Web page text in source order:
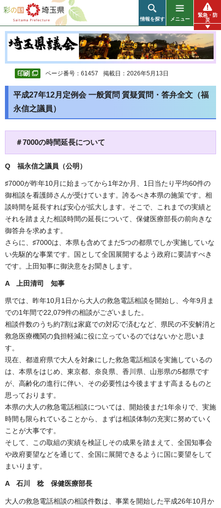
彩の国 埼玉県
情報を探す メニュー
緊急・防
災
ページ番号：61457 掲載日：2026年5月13日
平成27年12月定例会 一般質問 質疑質問・答弁全文（福
永信之議員）
＃7000の時間延長について
Q 福永信之議員（公明 ）
♯7000が昨年10月に始まってから1年2か月、1日当たり平均60件の
御相談を看護師さんが受けています。誇るべき本県の施策です。相
談時間を延長すれば安心が拡大します。そこで、これまでの実績と
それを踏まえた相談時間の延長について、保健医療部長の前向きな
御答弁を求めます。
さらに、♯7000は、本県も含めてまだ5つの都県でしか実施していな
い先駆的な事業です。国として全国展開するよう政府に要請すべき
です。上田知事に御決意をお聞きします。
A 上田清司 知事
県では、昨年10月1日から大人の救急電話相談を開始し、今年9月ま
での1年間で22,079件の相談がございました。
相談件数のうち約7割は家庭での対応で済むなど、県民の不安解消と
救急医療機関の負担軽減に役に立っているのではないかと思いま
す。
現在、都道府県で大人を対象にした救急電話相談を実施しているの
は、本県をはじめ、東京都、奈良県、香川県、山形県の5都県です
が、高齢化の進行に伴い、その必要性は今後ますます高まるものと
思っております。
本県の大人の救急電話相談については、開始後まだ1年余りで、実施
時間も限られていることから、まずは相談体制の充実に努めていく
ことが大事です。
そして、この取組の実績を検証しその成果を踏まえて、全国知事会
や政府要望などを通じて、全国に展開できるように国に要望をして
まいります。
A 石川 稔 保健医療部長
大人の救急電話相談の相談件数は、事業を開始した平成26年10月か